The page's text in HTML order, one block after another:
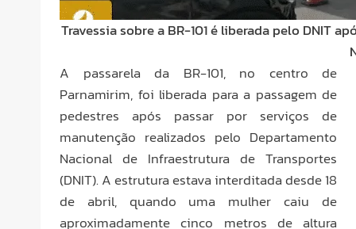
Travessia sobre a BR-101 é liberada pelo DNIT
A passarela da BR-101, no centro de
Parnamirim, foi liberada para a passagem de
pedestres após passar por serviços de
manutenção realizados pelo Departamento
Nacional de Infraestrutura de Transportes
(DNIT). A estrutura estava interditada desde 18
de abril, quando uma mulher caiu de
aproximadamente cinco metros de altura